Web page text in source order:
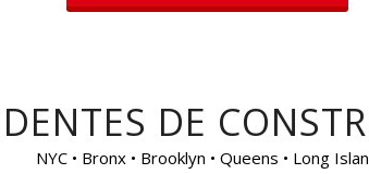
DE
NYC • Bronx • Brooklyn • Queens • Long